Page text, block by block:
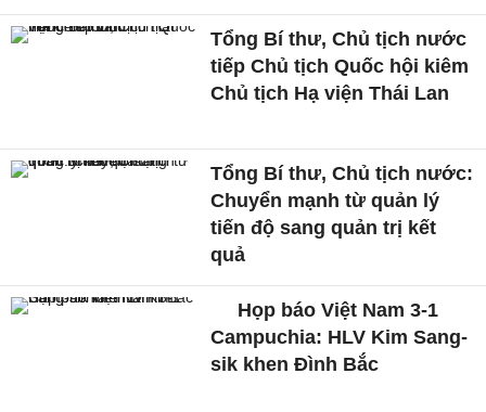
Tổng Bí thư, Chủ tịch nước
tiếp Chủ tịch Quốc hội kiêm
Chủ tịch Hạ viện Thái Lan
Tổng Bí thư, Chủ tịch nước:
Chuyển mạnh từ quản lý
tiến độ sang quản trị kết
quả
Họp báo Việt Nam 3-1
Campuchia: HLV Kim Sang-
sik khen Đình Bắc